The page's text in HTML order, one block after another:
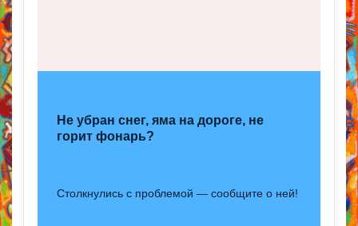
Не убран снег, яма на дороге, не
горит фонарь?
Столкнулись с проблемой — сообщите о ней!